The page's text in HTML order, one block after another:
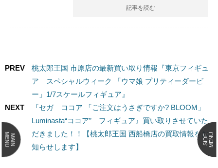
記事を読む
PREV
桃太郎王国 市原店の最新買い取り情報『東京フィギュ
ア スペシャルウィーク 「ウマ娘 プリティーダービ
ー」1/7スケールフィギュア』
NEXT
『セガ ココア ​「ご注文はうさぎですか? ​BLOOM」 ​
Luminasta“ココア” フィギュア』買い取りさせていた
だきました！！【桃太郎王国 西船橋店の買取情報をお
知らせします】
MAIN
MENU SIDEMENU